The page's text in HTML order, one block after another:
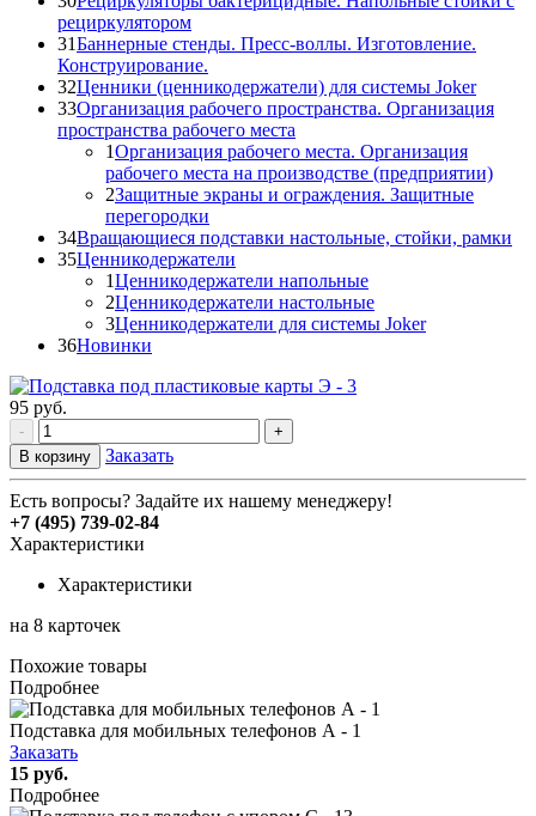
рециркулятором
31Баннерные стенды. Пресс-воллы. Изготовление.
Конструирование.
32Ценники (ценникодержатели) для системы Joker
33Организация рабочего пространства. Организация
пространства рабочего места
1Организация рабочего места. Организация
рабочего места на производстве (предприятии)
2Защитные экраны и ограждения. Защитные
перегородки
34Вращающиеся подставки настольные, стойки, рамки
35Ценникодержатели
1Ценникодержатели напольные
2Ценникодержатели настольные
3Ценникодержатели для системы Joker
36Новинки
95 руб.
-
+
В корзину
Заказать
Есть вопросы? Задайте их нашему менеджеру!
+7 (495) 739-02-84
Характеристики
Характеристики
на 8 карточек
Похожие товары
Подробнее
Подставка для мобильных телефонов А - 1
Заказать
15 руб.
Подробнее